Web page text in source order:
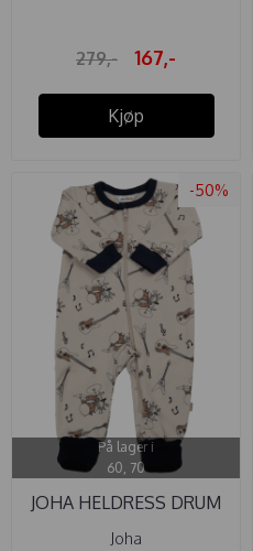
279,- 167,-
Kjøp
-50%
På lager i
60, 70
JOHA HELDRESS DRUM
BEIGE
Joha